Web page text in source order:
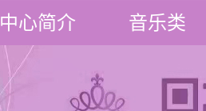
中心简介 音乐类